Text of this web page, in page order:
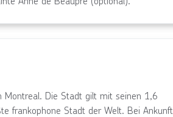
Montreal. Die Stadt gilt mit seinen 1,6
frankophone Stadt der Welt. Bei Ankunft